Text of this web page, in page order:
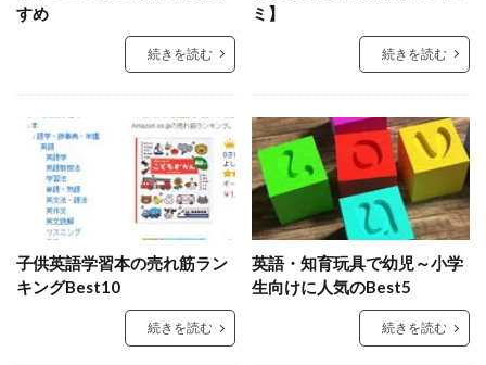
すめ
続きを読む
ミ】
続きを読む
子供英語学習本の売れ筋ラン
キングBest10
続きを読む
英語・知育玩具で幼児～小学
生向けに人気のBest5
続きを読む